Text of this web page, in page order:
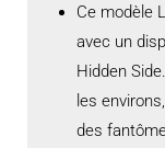
Ce modèle
avec un
Hidden
les
des